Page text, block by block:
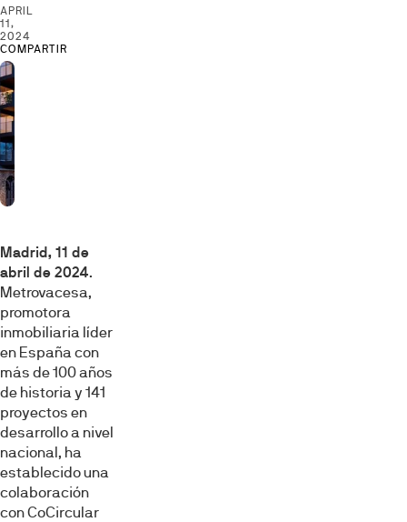
APRIL
11,
2024
COMPARTIR
Madrid, 11 de
abril de 2024.
Metrovacesa,
promotora
inmobiliaria líder
en España con
más de 100 años
de historia y 141
proyectos en
desarrollo a nivel
nacional, ha
establecido una
colaboración
con CoCircular